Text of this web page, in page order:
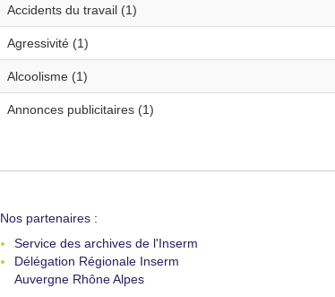
Accidents du travail (1)
Agressivité (1)
Alcoolisme (1)
Annonces publicitaires (1)
Nos partenaires :
Service des archives de l'Inserm
Délégation Régionale Inserm
Auvergne Rhône Alpes